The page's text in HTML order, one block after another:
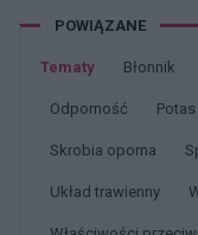
POWIĄZANE
Tematy Błonnik
Odporność Potas
Skrobia oporna
Układ trawienny